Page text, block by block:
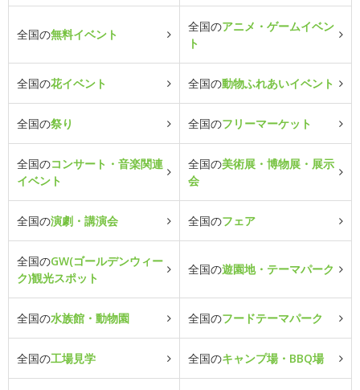
全国の無料イベント
全国のアニメ・ゲームイベン
ト
全国の花イベント 全国の動物ふれあいイベント
全国の祭り 全国のフリーマーケット
全国のコンサート・音楽関連
イベント
全国の美術展・博物展・展示
会
全国の演劇・講演会 全国のフェア
全国のGW(ゴールデンウィー
ク)観光スポット
全国の遊園地・テーマパーク
全国の水族館・動物園 全国のフードテーマパーク
全国の工場見学 全国のキャンプ場・BBQ場